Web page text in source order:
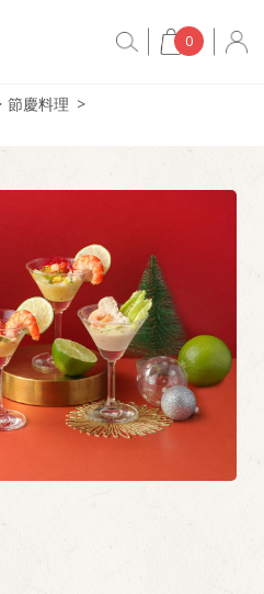
0
節慶料理